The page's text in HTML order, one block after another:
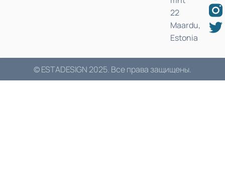
22
Maardu,
Estonia
© ESTADESIGN 2025. Все права защищены.